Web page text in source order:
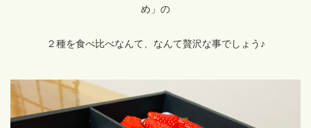
め」の
２種を食べ比べなんて、なんて贅沢な事でしょう♪